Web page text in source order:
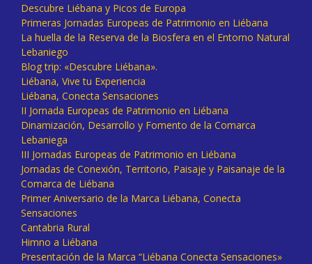
Descubre Liébana y Picos de Europa
Primeras Jornadas Europeas de Patrimonio en Liébana
La huella de la Reserva de la Biosfera en el Entorno Natural
Lebaniego
Blog trip: «Descubre Liébana».
Liébana, Vive tu Experiencia
Liébana, Conecta Sensaciones
II Jornada Europeas de Patrimonio en Liébana
Dinamización, Desarrollo y Fomento de la Comarca
Lebaniega
III Jornadas Europeas de Patrimonio en Liébana
Jornadas de Conexión, Territorio, Paisaje y Paisanaje de la
Comarca de Liébana
Primer Aniversario de la Marca Liébana, Conecta
Sensaciones
Cantabria Rural
Himno a Liébana
Presentación de la Marca “Liébana Conecta Sensaciones»